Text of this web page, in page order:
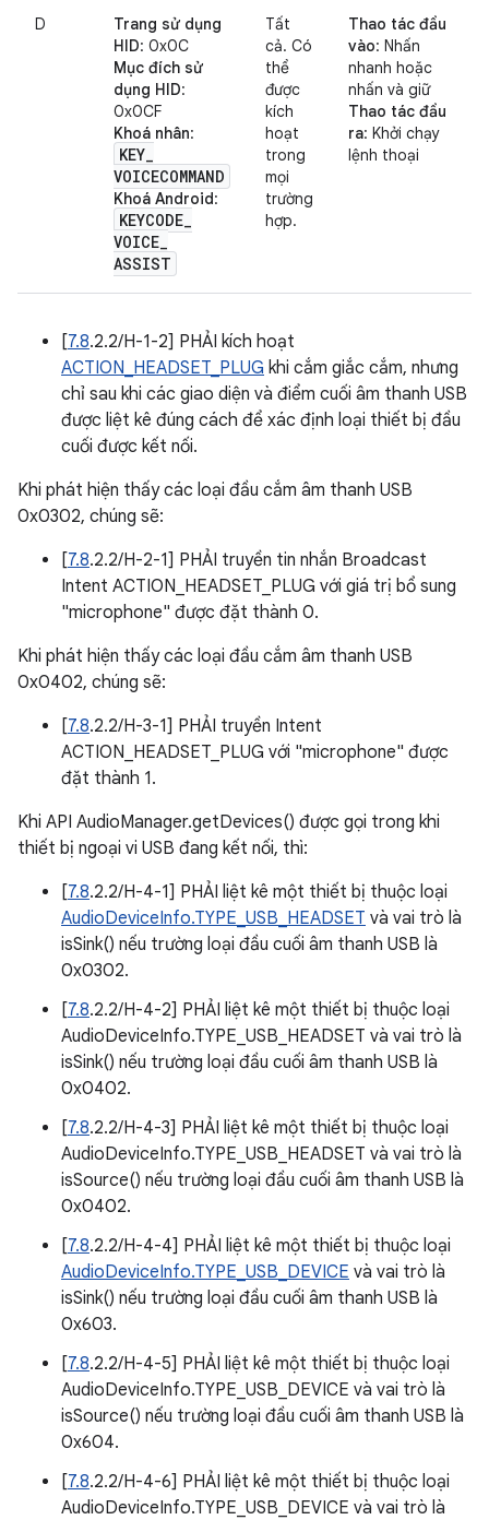
D
Trang sử dụng
HID: 0x0C
Mục đích sử
dụng HID:
0x0CF
Khoá nhân:
KEY_
VOICECOMMAND
Khoá Android:
KEYCODE_
VOICE_
ASSIST
Tất
cả. Có
thể
được
kích
hoạt
trong
mọi
trường
hợp.
Thao tác đầu
vào: Nhấn
nhanh hoặc
nhấn và giữ
Thao tác đầu
ra: Khởi chạy
lệnh thoại
[7.8.2.2/H-1-2] PHẢI kích hoạt
ACTION_HEADSET_PLUG khi cắm giắc cắm, nhưng
chỉ sau khi các giao diện và điểm cuối âm thanh USB
được liệt kê đúng cách để xác định loại thiết bị đầu
cuối được kết nối.
Khi phát hiện thấy các loại đầu cắm âm thanh USB
0x0302, chúng sẽ:
[7.8.2.2/H-2-1] PHẢI truyền tin nhắn Broadcast
Intent ACTION_HEADSET_PLUG với giá trị bổ sung
"microphone" được đặt thành 0.
Khi phát hiện thấy các loại đầu cắm âm thanh USB
0x0402, chúng sẽ:
[7.8.2.2/H-3-1] PHẢI truyền Intent
ACTION_HEADSET_PLUG với "microphone" được
đặt thành 1.
Khi API AudioManager.getDevices() được gọi trong khi
thiết bị ngoại vi USB đang kết nối, thì:
[7.8.2.2/H-4-1] PHẢI liệt kê một thiết bị thuộc loại
AudioDeviceInfo.TYPE_USB_HEADSET và vai trò là
isSink() nếu trường loại đầu cuối âm thanh USB là
0x0302.
[7.8.2.2/H-4-2] PHẢI liệt kê một thiết bị thuộc loại
AudioDeviceInfo.TYPE_USB_HEADSET và vai trò là
isSink() nếu trường loại đầu cuối âm thanh USB là
0x0402.
[7.8.2.2/H-4-3] PHẢI liệt kê một thiết bị thuộc loại
AudioDeviceInfo.TYPE_USB_HEADSET và vai trò là
isSource() nếu trường loại đầu cuối âm thanh USB là
0x0402.
[7.8.2.2/H-4-4] PHẢI liệt kê một thiết bị thuộc loại
AudioDeviceInfo.TYPE_USB_DEVICE và vai trò là
isSink() nếu trường loại đầu cuối âm thanh USB là
0x603.
[7.8.2.2/H-4-5] PHẢI liệt kê một thiết bị thuộc loại
AudioDeviceInfo.TYPE_USB_DEVICE và vai trò là
isSource() nếu trường loại đầu cuối âm thanh USB là
0x604.
[7.8.2.2/H-4-6] PHẢI liệt kê một thiết bị thuộc loại
AudioDeviceInfo.TYPE_USB_DEVICE và vai trò là